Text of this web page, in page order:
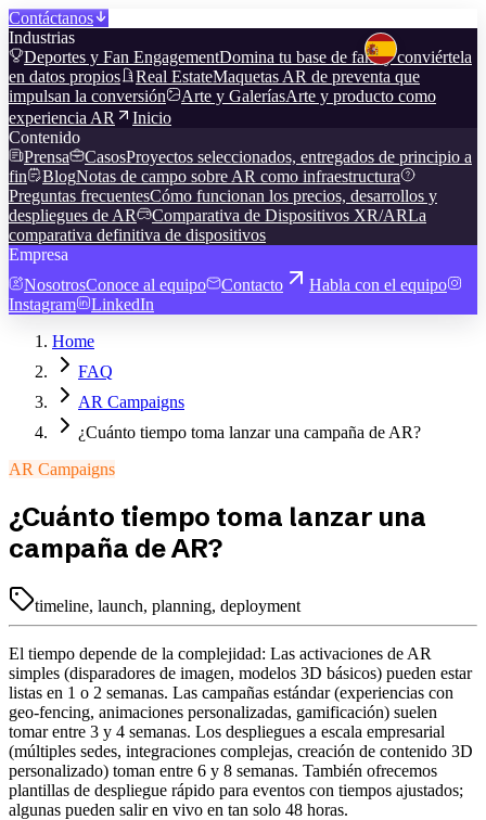
Contáctanos
Industrias
Deportes y Fan EngagementDomina tu base de fans y conviértela
en datos propios
Real EstateMaquetas AR de preventa que
impulsan la conversión
Arte y GaleríasArte y producto como
experiencia AR
Inicio
Contenido
Prensa
CasosProyectos seleccionados, entregados de principio a
fin
BlogNotas de campo sobre AR como infraestructura
Preguntas frecuentesCómo funcionan los precios, desarrollos y
despliegues de AR
Comparativa de Dispositivos XR/ARLa
comparativa definitiva de dispositivos
Empresa
NosotrosConoce al equipo Contacto
Habla con el equipo
Instagram
LinkedIn
Home
FAQ
AR Campaigns
¿Cuánto tiempo toma lanzar una campaña de AR?
AR Campaigns
¿Cuánto tiempo toma lanzar una
campaña de AR?
timeline, launch, planning, deployment
El tiempo depende de la complejidad: Las activaciones de AR
simples (disparadores de imagen, modelos 3D básicos) pueden estar
listas en 1 o 2 semanas. Las campañas estándar (experiencias con
geo-fencing, animaciones personalizadas, gamificación) suelen
tomar entre 3 y 4 semanas. Los despliegues a escala empresarial
(múltiples sedes, integraciones complejas, creación de contenido 3D
personalizado) toman entre 6 y 8 semanas. También ofrecemos
plantillas de despliegue rápido para eventos con tiempos ajustados;
algunas pueden salir en vivo en tan solo 48 horas.